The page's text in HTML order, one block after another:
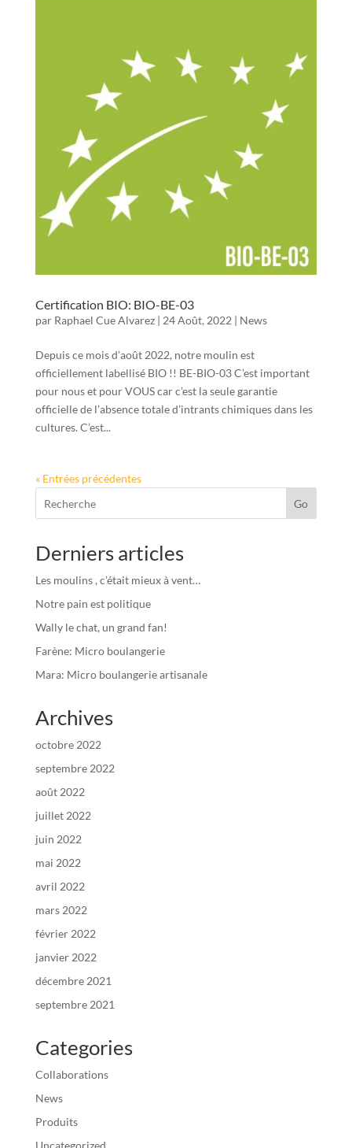
Certification BIO: BIO-BE-03
par Raphael Cue Alvarez| 24 Août, 2022 | News
Depuis ce mois d’août 2022, notre moulin est
officiellement labellisé BIO !! BE-BIO-03 C’est important
pour nous et pour VOUS car c’est la seule garantie
officielle de l’absence totale d’intrants chimiques dans les
cultures. C’est...
« Entrées précédentes
Go
Derniers articles
Les moulins , c’était mieux à vent…
Notre pain est politique
Wally le chat, un grand fan!
Farène: Micro boulangerie
Mara: Micro boulangerie artisanale
Archives
octobre 2022
septembre 2022
août 2022
juillet 2022
juin 2022
mai 2022
avril 2022
mars 2022
février 2022
janvier 2022
décembre 2021
septembre 2021
Categories
Collaborations
News
Produits